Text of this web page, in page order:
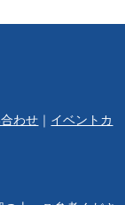
わせ
イベントカ